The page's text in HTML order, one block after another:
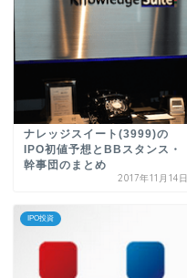
ナレッジスイート(3999)の
IPO初値予想とBBスタンス・
幹事団のまとめ
2017年11月14日
IPO投資